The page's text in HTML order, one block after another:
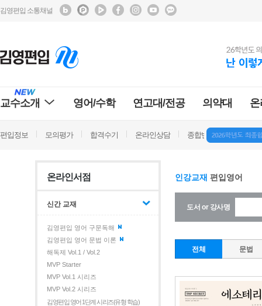
김영편입 소통채널
교수소개 영어/수학 연고대/전공 의약대
편입정보 모의평가 합격수기 온라인상담 종합반 방문상담
온라인서점
신간 교재
김영편입 영어 구문독해
김영편입 영어 문법 이론
해독제 Vol.1 / Vol.2
MVP Starter
MVP Vol.1 시리즈
MVP Vol.2 시리즈
김영편입 영어 1단계 시리즈(유형 학습)
인강교재 편입영어
도서 or 강사명
전체 문법